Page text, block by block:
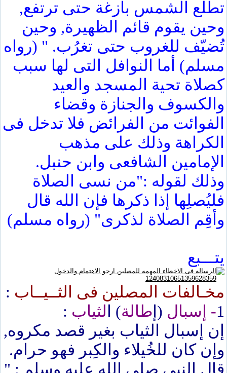
تطلع الشمس بازغة حتى ترتفع,
وحين يقوم قائم الظهيرة, وحين
تُضيّف للغروب حتى تغرُب. " (رواه
مسلم) أما النوافل التى لها سبب
كصلاة تحية المسجد والعيد
والكسوف والجنازة وقضاء
الفوائت من الفرائض فلا تدخل فى
الكراهة وذلك على مذهب
الإمامين الشافعى وابن حنبل.
وذلك لقوله :"من نسى الصلاة
فليُصلِها إذا ذكرها فإن الله قال
وأقِم الصلاة لذكرى" (رواه مسلم)
يتـــبع
مخـالفات المصلين فى الثــيــاب :
1- إسبال (إ طالة) ا لثياب :
إن إسبال الثياب بغير قصد مكروه,
وإن كان للخُيلاء والكِبر فهو حرام.
قال النبي صلى الله عليه وسلم : "